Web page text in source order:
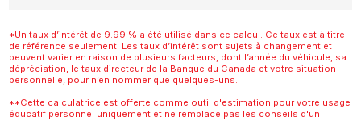
*Un taux d’intérêt de 9.99 % a été utilisé dans ce calcul. Ce taux est à titre
de référence seulement. Les taux d’intérêt sont sujets à changement et
peuvent varier en raison de plusieurs facteurs, dont l’année du véhicule, sa
dépréciation, le taux directeur de la Banque du Canada et votre situation
personnelle, pour n’en nommer que quelques-uns.
**Cette calculatrice est offerte comme outil d'estimation pour votre usage
éducatif personnel uniquement et ne remplace pas les conseils d'un